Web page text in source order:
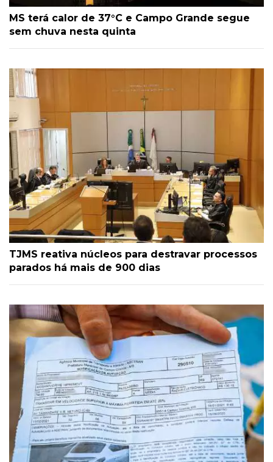
MS terá calor de 37°C e Campo Grande segue
sem chuva nesta quinta
TJMS reativa núcleos para destravar processos
parados há mais de 900 dias